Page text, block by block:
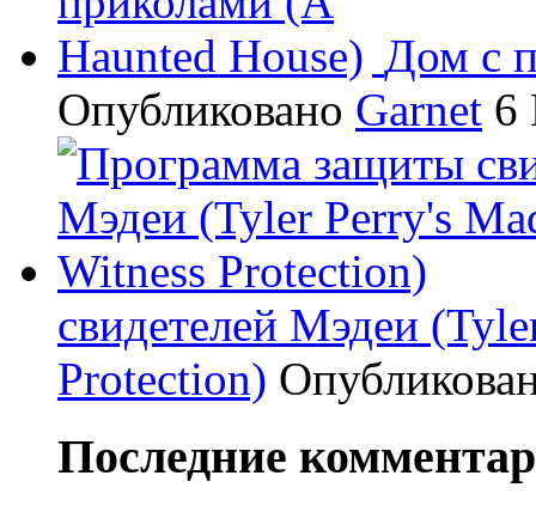
Дом с
Опубликовано Garnet 6
свидетелей Мэдеи
Protection)
Последние